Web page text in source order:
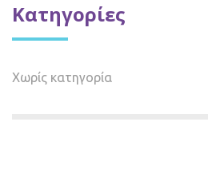
Kατηγορίες
Χωρίς κατηγορία